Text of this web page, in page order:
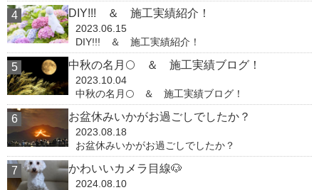
DIY!!! ＆ 施工実績紹介！
2023.06.15
DIY!!! ＆ 施工実績紹介！
中秋の名月🌕 ＆ 施工実績ブログ！
2023.10.04
中秋の名月🌕 ＆ 施工実績ブログ！
お盆休みいかがお過ごしでしたか？
2023.08.18
お盆休みいかがお過ごしでしたか？
かわいいカメラ目線🐶
2024.08.10